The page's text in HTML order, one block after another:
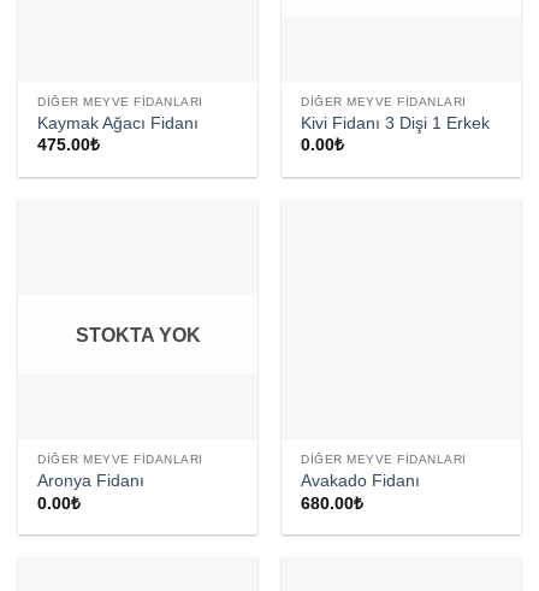
DIĞER MEYVE FIDANLARI
Kaymak Ağacı Fidanı
475.00₺
DIĞER MEYVE FIDANLARI
Kivi Fidanı 3 Dişi 1 Erkek
0.00₺
STOKTA YOK
DIĞER MEYVE FIDANLARI
Aronya Fidanı
0.00₺
DIĞER MEYVE FIDANLARI
Avakado Fidanı
680.00₺